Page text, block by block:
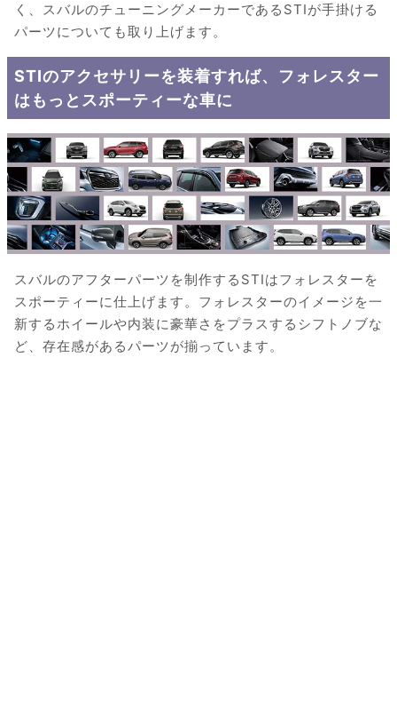
く、スバルのチューニングメーカーであるSTIが手掛ける
パーツについても取り上げます。
STIのアクセサリーを装着すれば、フォレスター
はもっとスポーティーな車に
スバルのアフターパーツを制作するSTIはフォレスターを
スポーティーに仕上げます。フォレスターのイメージを一
新するホイールや内装に豪華さをプラスするシフトノブな
ど、存在感があるパーツが揃っています。